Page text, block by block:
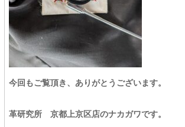
今回もご覧頂き、ありがとうございます。
革研究所 京都上京区店のナカガワです。